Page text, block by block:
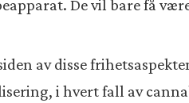
De vil bare få
av disse
i hvert fall av